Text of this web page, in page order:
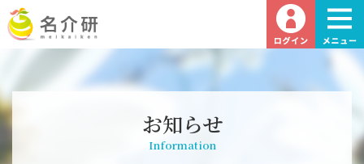
お知らせ
Information